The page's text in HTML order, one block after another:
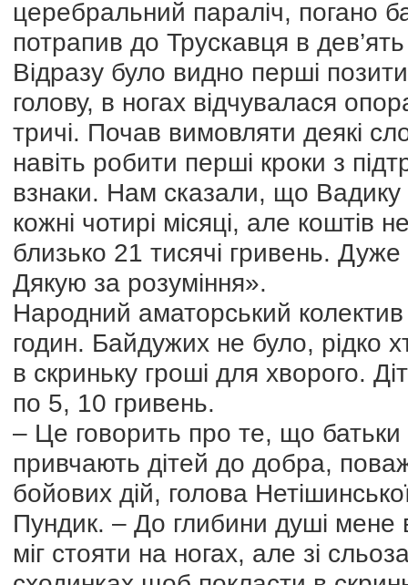
церебральний параліч, погано
потрапив до Трускавця в
Відразу було видно перші
голову, в ногах відчувалася
тричі. Почав вимовляти деякі
навіть робити перші кроки з
взнаки. Нам сказали, що Вадику
кожні чотирі місяці, але коштів
близько 21 тисячі гривень.
Дякую за розуміння».
Народний аматорський
годин. Байдужих не було, рідко
в скриньку гроші для хворого.
по 5, 10 гривень.
– Це говорить про те, що батьки
привчають дітей до добра,
бойових дій, голова
Пундик. – До глибини душі мене
міг стояти на ногах, але зі